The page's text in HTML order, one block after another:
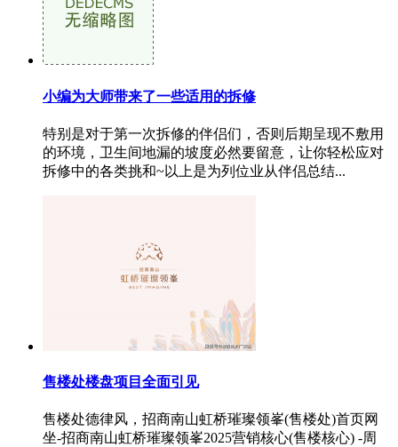
小编为大师带来了一些适用的拆修
特别是对于第一次拆修的伴侣们，否则后期呈现不敷用
的环境，卫生间地漏的坡度必然要留意，让你轻松应对
拆修中的各类挑和~以上是为列位业从伴侣总结...
售楼处楼盘项目全面引见
售楼处德律风，招商南山虹桥璀璨领峯(售楼处)首页网
坐-招商南山虹桥璀璨领峯2025营销核心(售楼核心) -周